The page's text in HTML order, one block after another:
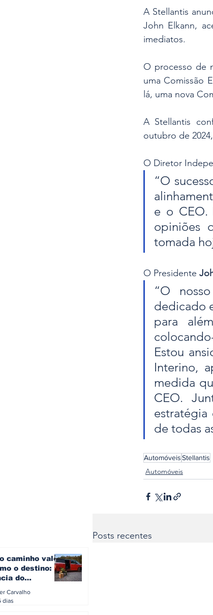
A Stellantis
John Elkann,
imediatos.
O processo de
uma Comissão
lá, uma nova
A Stellantis
outubro de
O Diretor
“O
e o CEO.
opiniões
tomada
O Presidente
“O
dedicado
para
Estou
Interino,
medida
CEO.
estratégia
de todas
AutomóveisStellantis
Automóveis
Posts recentes
caminho vale
o destino: a
do
europeu
Carvalho
dias